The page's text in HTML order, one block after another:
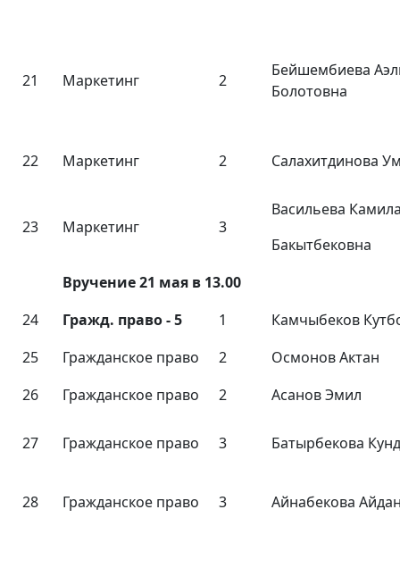
21 Маркетинг 2
Бейшембиева
Болотовна
22 Маркетинг 2 Салахитдинова
23 Маркетинг 3
Васильева
Бакытбековна
Вручение 21 мая в 13.00
24
Гражд. право - 5 1
Камчыбеков
25
Гражданское право 2
Осмонов Актан
26
Гражданское право 2 Асанов Эмил
27 Гражданское право 3 Батырбекова
28 Гражданское право 3 Айнабекова